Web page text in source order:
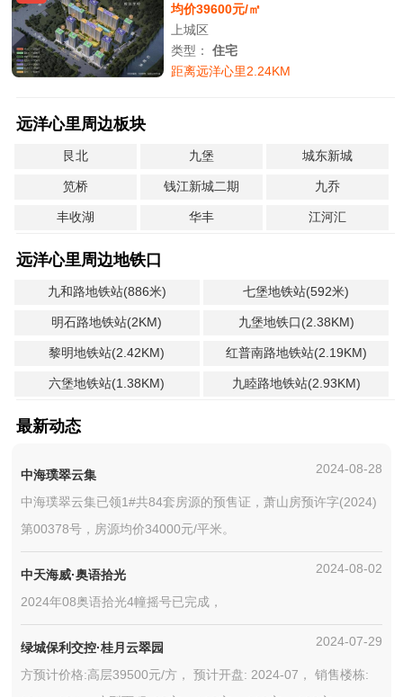
均价39600元/㎡
上城区
类型：住宅
距离远洋心里2.24KM
远洋心里周边板块
艮北 九堡 城东新城
笕桥 钱江新城二期 九乔
丰收湖 华丰 江河汇
远洋心里周边地铁口
九和路地铁站(886米) 七堡地铁站(592米)
明石路地铁站(2KM) 九堡地铁口(2.38KM)
黎明地铁站(2.42KM) 红普南路地铁站(2.19KM)
六堡地铁站(1.38KM) 九睦路地铁站(2.93KM)
最新动态
中海璞翠云集 2024-08-28
中海璞翠云集已领1#共84套房源的预售证，萧山房预许字(2024)
第00378号，房源均价34000元/平米。
中天海威·奥语拾光 2024-08-02
2024年08奥语拾光4幢摇号已完成，
绿城保利交控·桂月云翠园 2024-07-29
方预计价格:高层39500元/方， 预计开盘: 2024-07， 销售楼栋: